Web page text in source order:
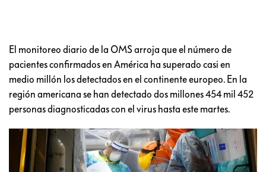
El monitoreo diario de la OMS arroja que el número de
pacientes confirmados en América ha superado casi en
medio millón los detectados en el continente europeo. En la
región americana se han detectado dos millones 454 mil 452
personas diagnosticadas con el virus hasta este martes.